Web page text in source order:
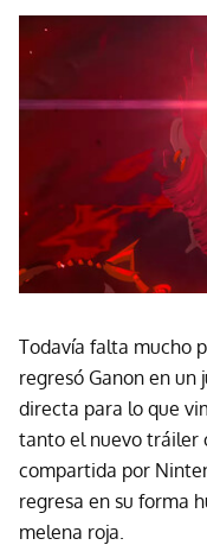
Todavía falta mucho
regresó Ganon en un
directa para lo que
tanto el nuevo tráiler
compartida por
regresa en su forma
melena roja.